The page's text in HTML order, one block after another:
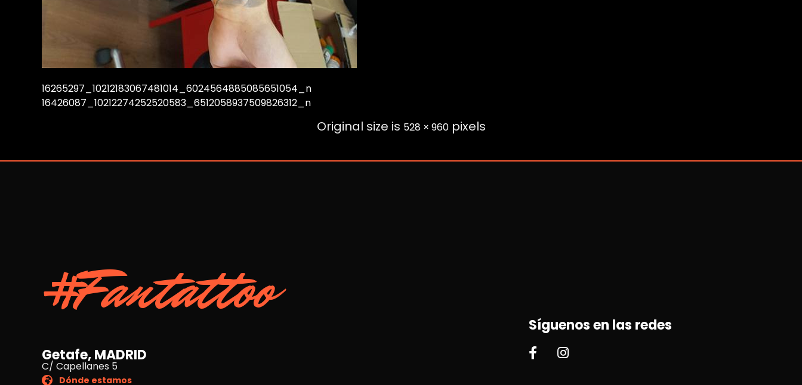
16265297_10212183067481014_6024564885085651054_n
16426087_10212274252520583_6512058937509826312_n
Original size is 528 × 960pixels
#Fantattoo
Getafe, MADRID
C/ Capellanes 5
Dónde estamos
Síguenos en las redes